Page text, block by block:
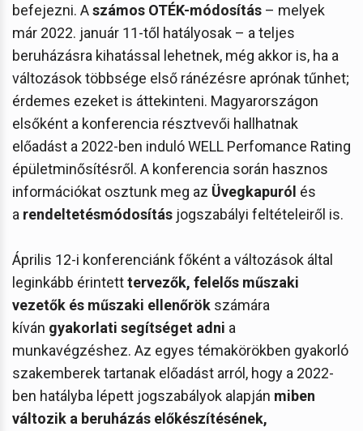
befejezni. Aszámos OTÉK-módosítás – melyek
már 2022. január 11-től hatályosak – a teljes
beruházásra kihatással lehetnek, még akkor is, ha a
változások többsége első ránézésre aprónak tűnhet;
érdemes ezeket is áttekinteni. Magyarországon
elsőként a konferencia résztvevői hallhatnak
előadást a 2022-ben induló WELL Perfomance Rating
épületminősítésről. A konferencia során hasznos
információkat osztunk meg az Üvegkapuról és
a rendeltetésmódosítás jogszabályi feltételeiről is.
Április 12-i konferenciánk főként a változások által
leginkább érintetttervezők, felelős műszaki
vezetők és műszaki ellenőrök számára
kíván gyakorlati segítséget adni a
munkavégzéshez. Az egyes témakörökben gyakorló
szakemberek tartanak előadást arról, hogy a 2022-
ben hatályba lépett jogszabályok alapján miben
változik a beruházás előkészítésének,